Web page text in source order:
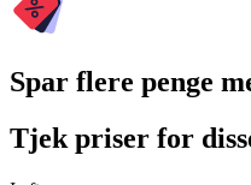
Spar flere penge
Tjek priser for